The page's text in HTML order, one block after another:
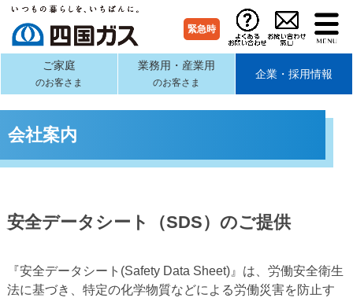
緊急時
ご家庭
のお客さま
業務用・産業用
のお客さま
企業・採用情報
会社案内
安全データシート（SDS）のご提供
『安全データシート(Safety Data Sheet)』は、労働安全衛生
法に基づき、特定の化学物質などによる労働災害を防止す